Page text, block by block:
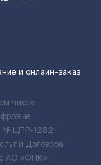
и онлайн-заказ
числе
№ ЦПР-1282
и Договора
АО «ФПК»